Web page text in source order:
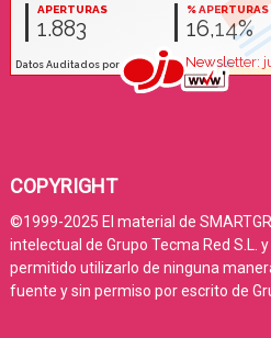
COPYRIGHT
©1999-2025 El material de
intelectual de Grupo Tecma Red S.L.
permitido utilizarlo de ninguna
fuente y sin permiso por escrito de